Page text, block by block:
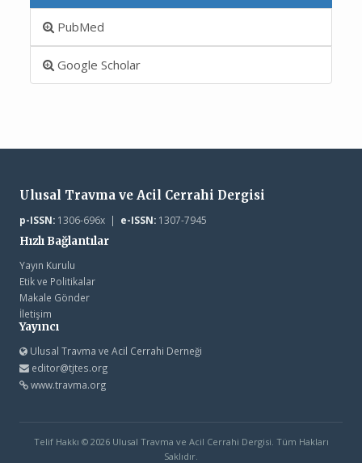
PubMed
Google Scholar
Ulusal Travma ve Acil Cerrahi Dergisi
p-ISSN:1306-696x | e-ISSN:1307-7945
Hızlı Bağlantılar
Yayın Kurulu
Etik ve Politikalar
Makale Gönder
İletişim
Yayıncı
Ulusal Travma ve Acil Cerrahi Derneği
editor@tjtes.org
www.travma.org
Telif Hakkı © 2026 Ulusal Travma ve Acil Cerrahi Dergisi. Tüm Hakları
Saklıdır.